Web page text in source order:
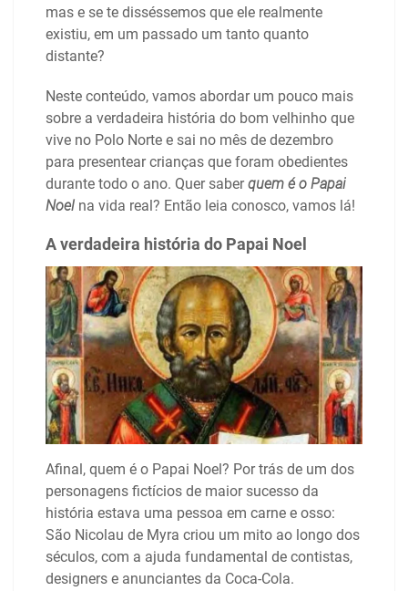
mas e se te disséssemos que ele realmente
existiu, em um passado um tanto quanto
distante?
Neste conteúdo, vamos abordar um pouco mais
sobre a verdadeira história do bom velhinho que
vive no Polo Norte e sai no mês de dezembro
para presentear crianças que foram obedientes
durante todo o ano. Quer saberquem é o Papai
Noel na vida real? Então leia conosco, vamos lá!
A verdadeira história do Papai Noel
Afinal, quem é o Papai Noel? Por trás de um dos
personagens fictícios de maior sucesso da
história estava uma pessoa em carne e osso:
São Nicolau de Myra criou um mito ao longo dos
séculos, com a ajuda fundamental de contistas,
designers e anunciantes da Coca-Cola.